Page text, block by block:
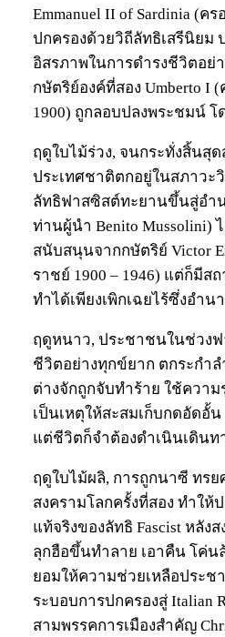
Emmanuel II of Sardinia (คร
ปกครองด้วยวิถีลัทธิเสรีนิยม
อิสรภาพในการดำรงชีวิตอย่
กษัตริย์องค์ที่สอง Umberto I (
1900) ถูกลอบปลงพระชมน์
ฤดูใบไม้ร่วง, จนกระทั่งสิ้นสุ
ประเทศชาติตกอยู่ในสภาวะ
ลัทธิฟาสซิสต์ทะยานขึ้นสู่อำน
ท่านผู้นำ Benito Mussolini)
สนับสนุนจากกษัตริย์ Victor
ราชย์ 1900 – 1946) แต่ก็มีส
ทำได้เพียงเพิกเฉยไร้ซึ่งอำ
ฤดูหนาว, ประชาชนในช่วงฟ
ชีวิตอย่างทุกข์ยาก ตกระกำ
ต่างจักถูกจับทำร้าย ใช้ควา
เป็นเหตุให้สะสมเก็บกดอัดอั้
แต่ชีวิตก็จำต้องดำเนินเดินท
ฤดูใบไม้ผลิ, การถูกนาซี ทรย
สงครามโลกครั้งที่สอง ทำให้
แท้จริงของลัทธิ Fascist หลัง
ลุกฮือขึ้นทำลาย เอาคืน โค่น
ยอมให้ความช่วยเหลือประช
ระบอบการปกครองสู่ Italian
สามพรรคการเมืองสำคัญ